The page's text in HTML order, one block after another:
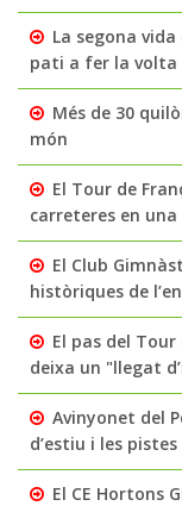
La segona vida
pati a fer la volta
Més de 30
món
El Tour de
carreteres en
El Club
històriques de
El pas del
deixa un "llegat
Avinyonet del
d’estiu i les
El CE Hortons